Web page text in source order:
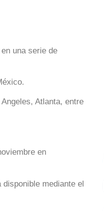
una serie de
Atlanta, entre
en
mediante el